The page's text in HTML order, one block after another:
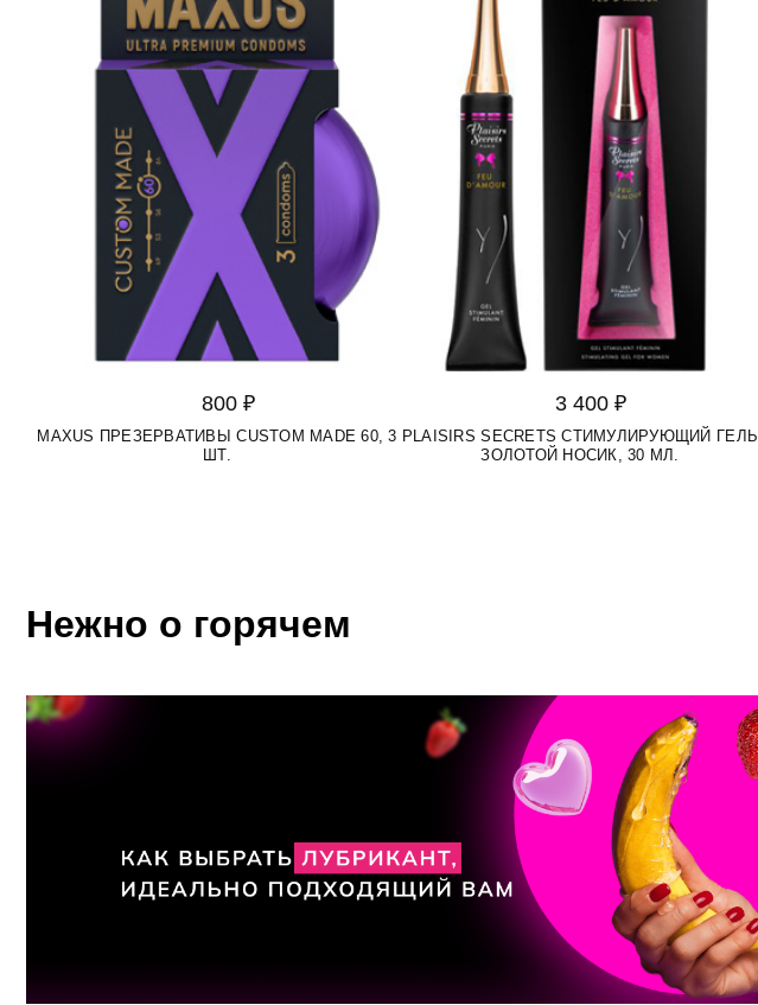
800 ₽
MAXUS ПРЕЗЕРВАТИВЫ CUSTOM MADE 60, 3
ШТ.
3 400 ₽
PLAISIRS SECRETS СТИМУЛИРУЮЩИЙ ГЕЛЬ
ЗОЛОТОЙ НОСИК, 30 МЛ.
Нежно о горячем